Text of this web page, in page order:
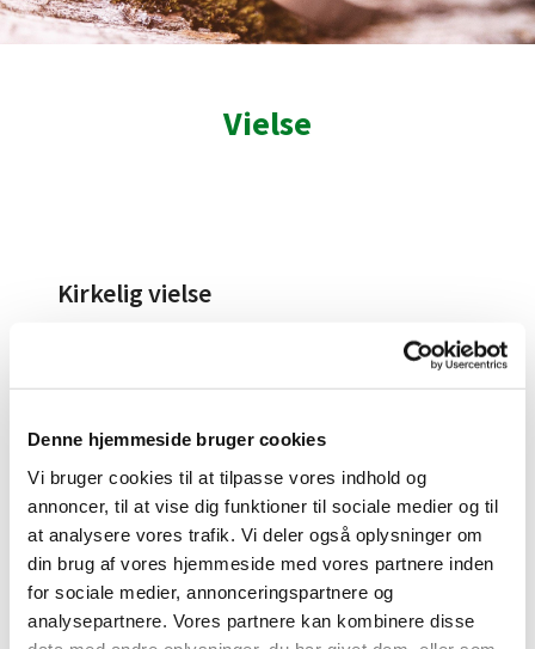
Denne hjemmeside bruger cookies
Vi bruger cookies til at tilpasse vores indhold og
annoncer, til at vise dig funktioner til sociale medier og til
at analysere vores trafik. Vi deler også oplysninger om
din brug af vores hjemmeside med vores partnere inden
for sociale medier, annonceringspartnere og
analysepartnere. Vores partnere kan kombinere disse
Vielse
Kirkelig vielse
Kommende brudepar er velkomne til at kontakte
kirkens kontor for at aftale en vielsesdato, tlf: 66 17
30 31.
Man skal som udgangspunkt have bopæl i
Sanderum sogn for at kunne blive viet her, eller
have anden tilknytning til kirken.
Når vielsesdatoen er aftalt, arrangeres der tid til en
samtale med præsten.
Det kommende brudepar skal desuden henvende
sig på kommunen for at få udstedt en